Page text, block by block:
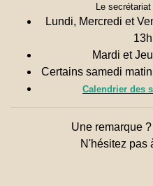
Le
Lundi, Mercredi et
Mardi et
Certains samedi
Calendrier des
Une remarque
N'hésitez